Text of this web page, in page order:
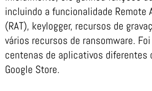
incluindo a funcionalidade Remote
(RAT), keylogger, recursos de
vários recursos de ransomware.
centenas de aplicativos diferentes
Google Store.